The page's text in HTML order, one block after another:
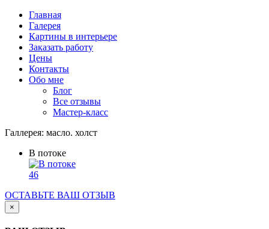
Перейти к основному содержанию
Главная
Галерея
Картины в интерьере
Заказать работу
Цены
Контакты
Обо мне
Блог
Все отзывы
Мастер-класс
Галлерея: масло. холст
В потоке
46
ОСТАВЬТЕ ВАШ ОТЗЫВ
×